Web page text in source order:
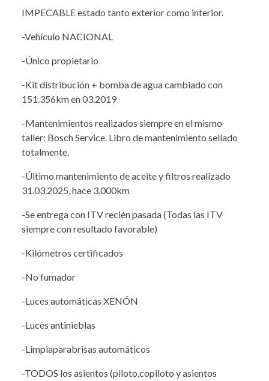
IMPECABLE estado tanto exterior como interior.
-Vehículo NACIONAL
-Único propietario
-Kit distribución + bomba de agua cambiado con
151.356km en 03.2019
-Mantenimientos realizados siempre en el mismo
taller: Bosch Service. Libro de mantenimiento sellado
totalmente.
-Último mantenimiento de aceite y filtros realizado
31.03.2025, hace 3.000km
-Se entrega con ITV recién pasada (Todas las ITV
siempre con resultado favorable)
-Kilómetros certificados
-No fumador
-Luces automáticas XENÓN
-Luces antinieblas
-Limpiaparabrisas automáticos
-TODOS los asientos (piloto,copiloto y asientos